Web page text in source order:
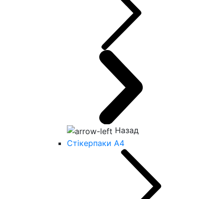
Назад
Стікерпаки А4